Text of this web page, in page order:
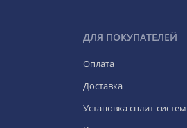
ДЛЯ ПОКУПАТЕЛЕЙ
Оплата
Доставка
Установка сплит-систем